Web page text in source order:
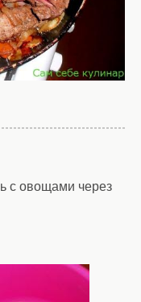
с овощами через